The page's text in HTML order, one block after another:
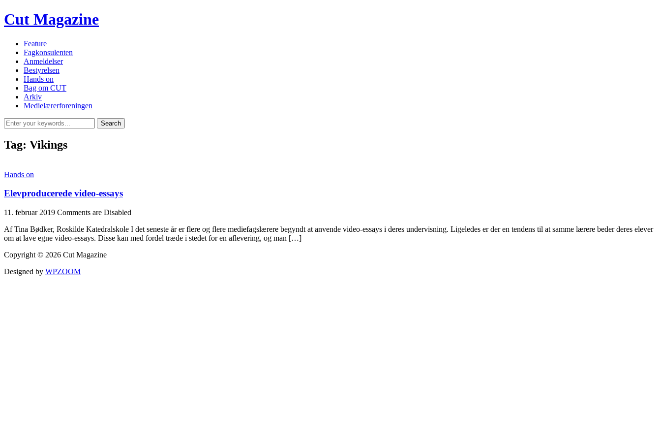
Cut Magazine
Feature
Fagkonsulenten
Anmeldelser
Bestyrelsen
Hands on
Bag om CUT
Arkiv
Medielærerforeningen
Tag: Vikings
Hands on
Elevproducerede video-essays
11. februar 2019 Comments are Disabled
Af Tina Bødker, Roskilde Katedralskole I det seneste år er flere og flere mediefagslærere begyndt at anvende video-essays i deres undervisning. Ligeledes er der en tendens til at samme lærere beder deres elever
om at lave egne video-essays. Disse kan med fordel træde i stedet for en aflevering, og man […]
Copyright © 2026 Cut Magazine
Designed by WPZOOM